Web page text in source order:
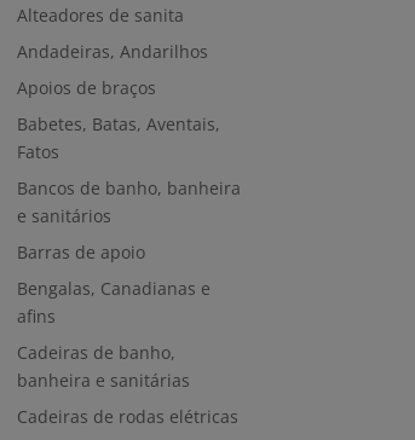
Alteadores de sanita
Andadeiras, Andarilhos
Apoios de braços
Babetes, Batas, Aventais,
Fatos
Bancos de banho, banheira
e sanitários
Barras de apoio
Bengalas, Canadianas e
afins
Cadeiras de banho,
banheira e sanitárias
Cadeiras de rodas elétricas